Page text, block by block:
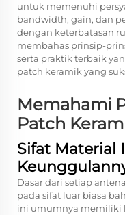
untuk memenuhi
bandwidth, gain, dan
dengan keterbatasan
membahas prinsip-
serta praktik terbaik
patch keramik yang
Memahami
Patch
Sifat Material
Dasar dari setiap
pada sifat luar biasa
ini umumnya memiliki